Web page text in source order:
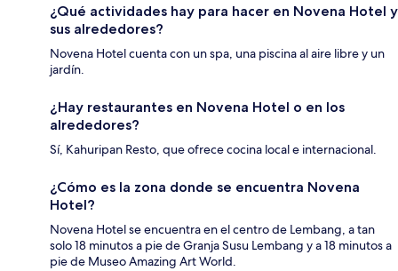
¿Qué actividades hay para hacer en Novena Hotel y
sus alrededores?
Novena Hotel cuenta con un spa, una piscina al aire libre y un
jardín.
¿Hay restaurantes en Novena Hotel o en los
alrededores?
Sí, Kahuripan Resto, que ofrece cocina local e internacional.
¿Cómo es la zona donde se encuentra Novena
Hotel?
Novena Hotel se encuentra en el centro de Lembang, a tan
solo 18 minutos a pie de Granja Susu Lembang y a 18 minutos a
pie de Museo Amazing Art World.